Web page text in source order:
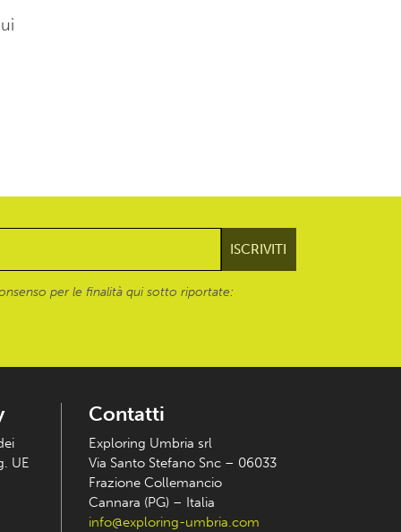
per le finalità qui sotto riportate:
UE
Contatti
Exploring Umbria srl
Via Santo Stefano Snc – 06033
Frazione Collemancio
Cannara (PG) – Italia
info@exploring-umbria.com